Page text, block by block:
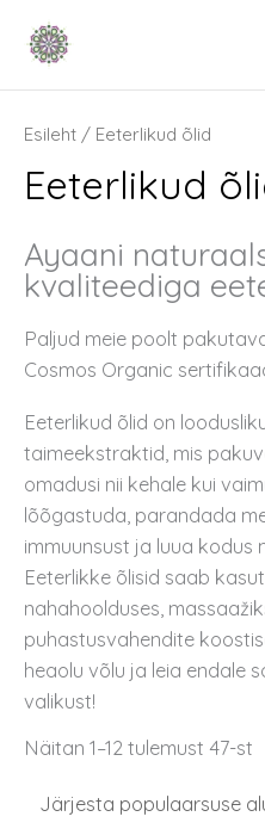
Esileht / Eeterlikud õlid
Eeterlikud
Ayaani
kvaliteediga
Paljud meie poolt
Cosmos Organic
Eeterlikud õlid on
taimeekstraktid, mis
omadusi nii kehale kui
lõõgastuda, parandada
immuunsust ja luua kodus
Eeterlikke õlisid saab
nahahoolduses,
puhastusvahendite
heaolu võlu ja leia endale
valikust!
Näitan 1–12 tulemust 47-st